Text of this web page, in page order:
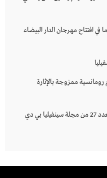
في افتتاح مهرجان الدار البيضاء
أفلام رومانسية ممزوجة بالإثارة
تحميل العدد 27 من مجلة سينفيليا بي دي